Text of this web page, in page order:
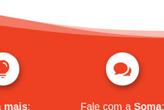
mais:

Fale com aSoma: